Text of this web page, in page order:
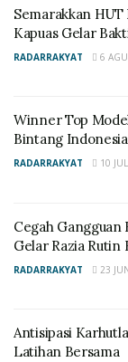
“Himbauan dan
upaya untuk
serta efisien
dengan
hal tersebut
berlaku,”
Semarakkan HUT
Kapuas Gelar
RADARRAKYAT 6
Winner Top
Bintang
RADARRAKYAT 10
Cegah Gangguan
Gelar Razia Rutin
RADARRAKYAT 23
Antisipasi
Latihan Bersama